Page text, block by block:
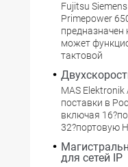
Fujitsu
Primepower
может
тактовой
MAS
поставки в
включая
32?портовую
для сетей IP